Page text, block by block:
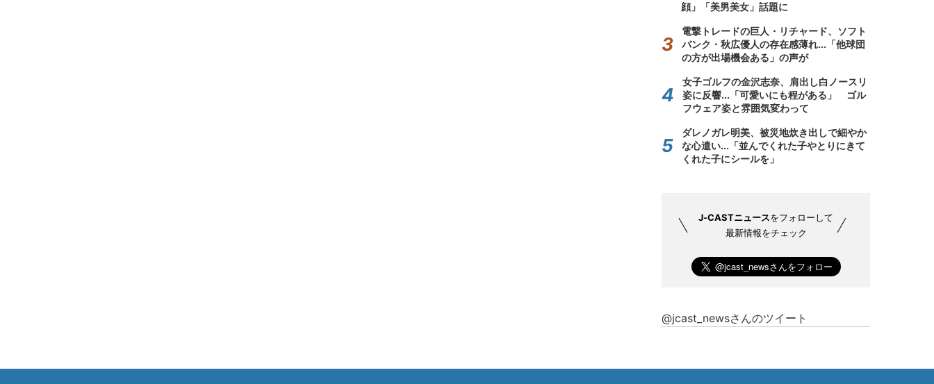
顔」「美男美女」話題に
電撃トレードの巨人・リチャード、ソフト
バンク・秋広優人の存在感薄れ...「他球団
の方が出場機会ある」の声が
女子ゴルフの金沢志奈、肩出し白ノースリ
姿に反響...「可愛いにも程がある」 ゴル
フウェア姿と雰囲気変わって
ダレノガレ明美、被災地炊き出しで細やか
な心遣い...「並んでくれた子やとりにきて
くれた子にシールを」
J-CASTニュースをフォローして
最新情報をチェック
@jcast_newsさんのツイート